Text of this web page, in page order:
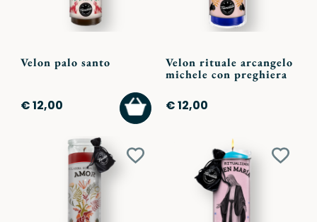
Velon palo santo
€ 12,00
AGGIUNGI
AL
CARRELLO
Velon rituale arcangelo
michele con preghiera
€ 12,00
Aggiungi